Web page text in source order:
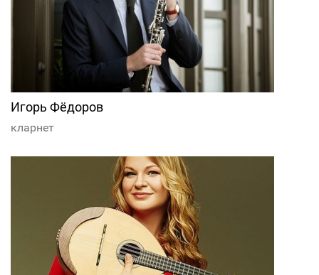
Игорь Фёдоров
кларнет